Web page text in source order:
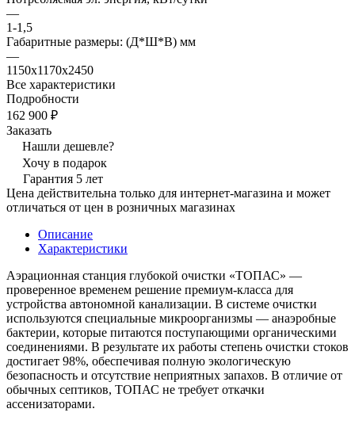
—
1-1,5
Габаритные размеры: (Д*Ш*В) мм
—
1150х1170х2450
Все характеристики
Подробности
162 900 ₽
Заказать
Нашли дешевле?
Хочу в подарок
Гарантия 5 лет
Цена действительна только для интернет-магазина и может
отличаться от цен в розничных магазинах
Описание
Характеристики
Аэрационная станция глубокой очистки «ТОПАС» —
проверенное временем решение премиум-класса для
устройства автономной канализации. В системе очистки
используются специальные микроорганизмы — анаэробные
бактерии, которые питаются поступающими органическими
соединениями. В результате их работы степень очистки стоков
достигает 98%, обеспечивая полную экологическую
безопасность и отсутствие неприятных запахов. В отличие от
обычных септиков, ТОПАС не требует откачки
ассенизаторами.